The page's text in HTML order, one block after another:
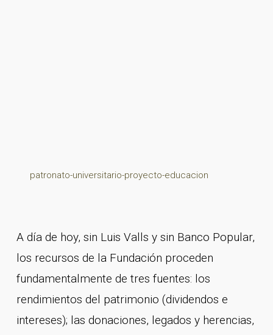
patronato-universitario-proyecto-educacion
A día de hoy, sin Luis Valls y sin Banco Popular,
los recursos de la Fundación proceden
fundamentalmente de tres fuentes: los
rendimientos del patrimonio (dividendos e
intereses); las donaciones, legados y herencias,